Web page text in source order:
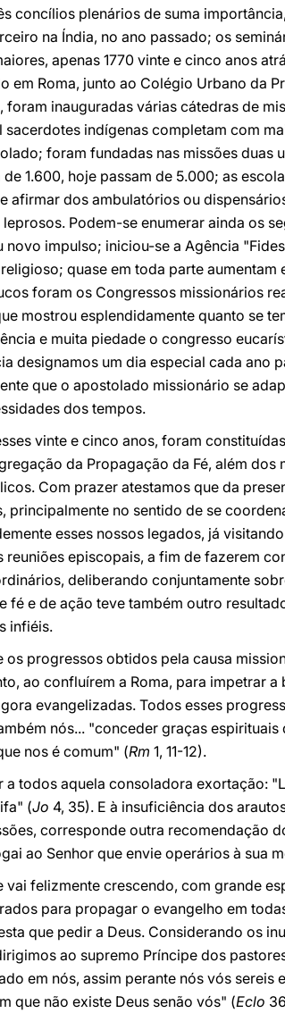
concílios plenários de suma
na Índia, no ano passado; os
apenas 1770 vinte e cinco anos
em Roma, junto ao Colégio Urbano da
inauguradas várias cátedras de
indígenas completam com
foram fundadas nas missões duas
1.600, hoje passam de 5.000; as
afirmar dos ambulatórios ou
Podem-se enumerar ainda os
impulso; iniciou-se a Agência
quase em toda parte aumentam
foram os Congressos missionários
mostrou esplendidamente quanto se
e muita piedade o congresso
designamos um dia especial cada ano
que o apostolado missionário se
dos tempos.
vinte e cinco anos, foram
da Propagação da Fé, além dos
Com prazer atestamos que da
principalmente no sentido de se
esses nossos legados, já
episcopais, a fim de fazerem
deliberando conjuntamente
fé e de ação teve também outro
infiéis.
os progressos obtidos pela causa
ao confluírem a Roma, para impetrar a
evangelizadas. Todos esses
nós... "conceder graças
nos é comum" (Rm 1, 11-12).
todos aquela consoladora exortação:
(Jo 4, 35). E à insuficiência dos
corresponde outra recomendação
ao Senhor que envie operários à sua
felizmente crescendo, com grande
para propagar o evangelho em
que pedir a Deus. Considerando os
ao supremo Príncipe dos
em nós, assim perante nós vós sereis
que não existe Deus senão vós" (Eclo